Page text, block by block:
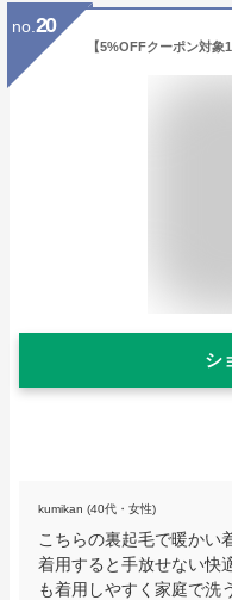
no. 20
シ
kumikan (40代・女性)
こちらの裏起毛で暖かい
着用すると手放せない快
も着用しやすく家庭で洗